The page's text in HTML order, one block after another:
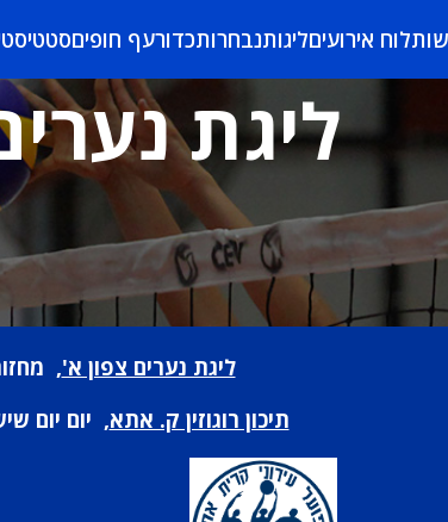
לוח אירועיםליגותנבחרותכדורעף חופים
ליגת
ליגת נערים צפון א', מחזור 11, עונת
תיכון רוגוזין ק. אתא, יום יום שישי, 16/01/